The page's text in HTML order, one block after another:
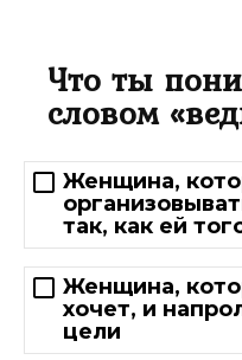
Что ты
словом
Женщина,
так, как ей
Женщина,
хочет, и
цели